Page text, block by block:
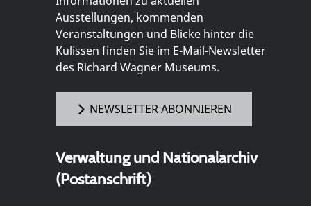
Ausstellungen, kommenden
Veranstaltungen und Blicke hinter die
Kulissen finden Sie im E-Mail-Newsletter
des Richard Wagner Museums.
NEWSLETTER ABONNIEREN
Verwaltung und Nationalarchiv
(Postanschrift)